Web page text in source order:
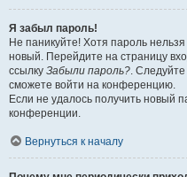
Я забыл пароль!
Не паникуйте! Хотя пароль
новый. Перейдите на страницу
ссылку Забыли пароль?.
сможете войти на конференцию.
Если не удалось получить новый
конференции.
Вернуться к началу